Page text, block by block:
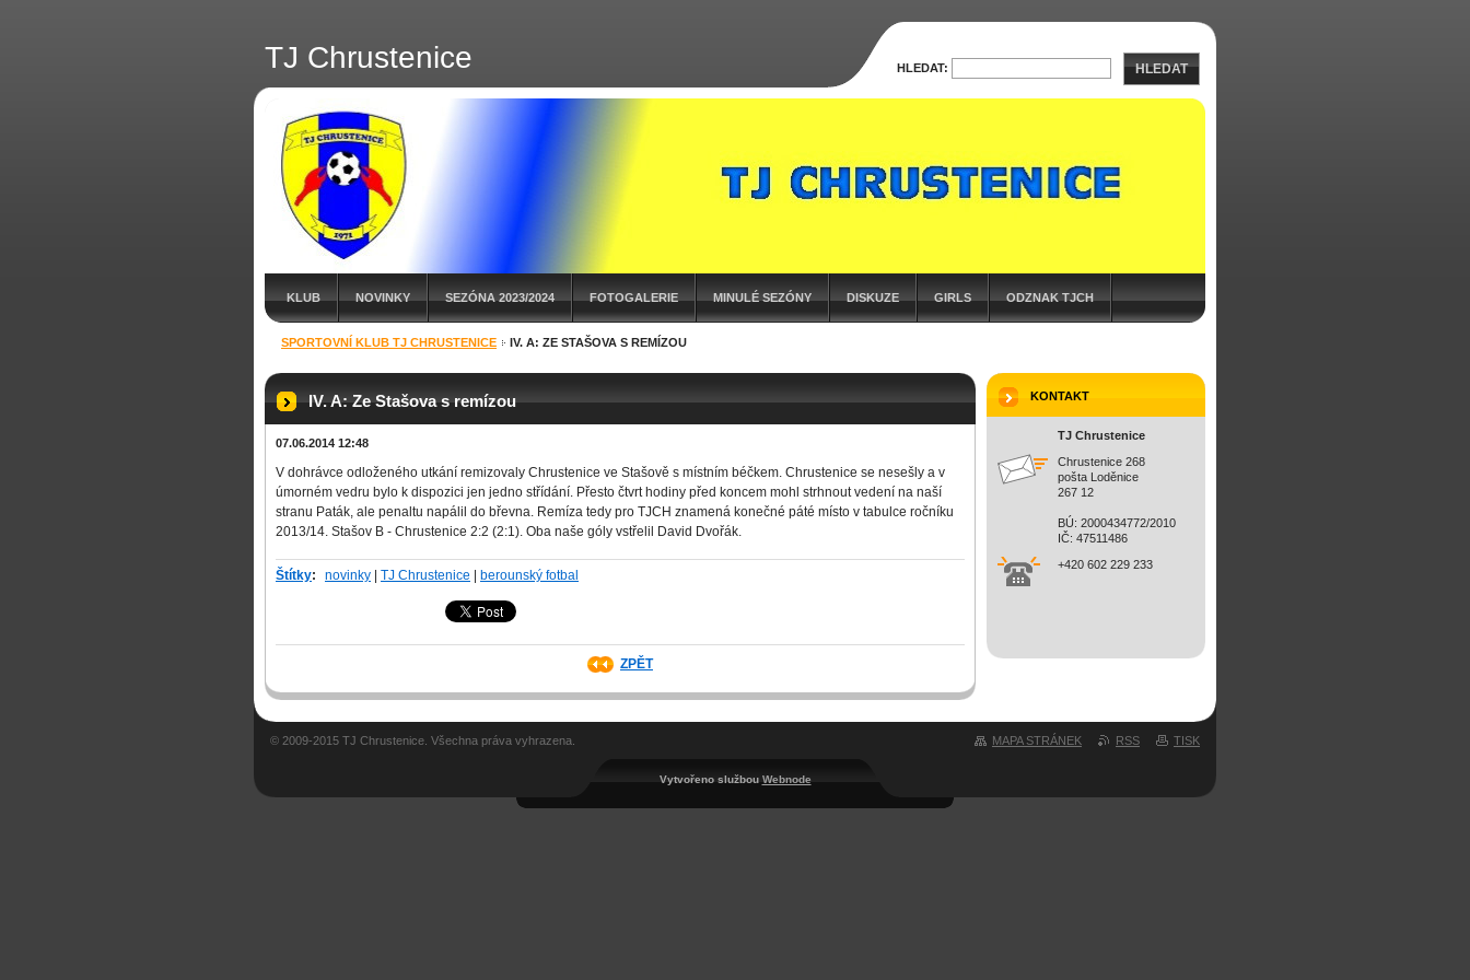
TJ Chrustenice
KLUB NOVINKY SEZÓNA 2023/2024 FOTOGALERIE MINULÉ SEZÓNY DISKUZE GIRLS ODZNAK TJCH
SPORTOVNÍ KLUB TJ CHRUSTENICE IV. A: ZE STAŠOVA S REMÍZOU
IV. A: Ze Stašova s remízou
07.06.2014 12:48
V dohrávce odloženého utkání remizovaly Chrustenice ve Stašově s místním béčkem. Chrustenice se nesešly a v
úmorném vedru bylo k dispozici jen jedno střídání. Přesto čtvrt hodiny před koncem mohl strhnout vedení na naší
stranu Paták, ale penaltu napálil do břevna. Remíza tedy pro TJCH znamená konečné páté místo v tabulce ročníku
2013/14. Stašov B - Chrustenice 2:2 (2:1). Oba naše góly vstřelil David Dvořák.
Štítky: novinky TJ Chrustenice berounský fotbal
ZPĚT
KONTAKT
TJ Chrustenice
Chrustenice 268
pošta Loděnice
267 12
BÚ: 2000434772/2010
IČ: 47511486
+420 602 229 233
HLEDAT: HLEDAT
MAPA STRÁNEK RSS TISK
© 2009-2015 TJ Chrustenice. Všechna práva vyhrazena.
Vytvořeno službou Webnode